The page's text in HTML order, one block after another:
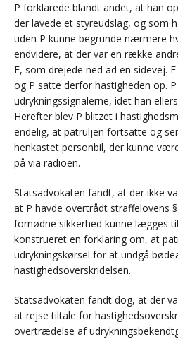
P forklarede blandt andet, at han
der lavede et styreudslag, og som
uden P kunne begrunde nærmere
endvidere, at der var en række
F, som drejede ned ad en sidevej.
og P satte derfor hastigheden op.
udrykningssignalerne, idet han
Herefter blev P blitzet i
endelig, at patruljen fortsatte og
henkastet personbil, der kunne
på via radioen.
Statsadvokaten fandt, at der ikke
at P havde overtrådt straffelovens
fornødne sikkerhed kunne lægges
konstrueret en forklaring om, at
udrykningskørsel for at undgå
hastighedsoverskridelsen.
Statsadvokaten fandt dog, at der
at rejse tiltale for
overtrædelse af